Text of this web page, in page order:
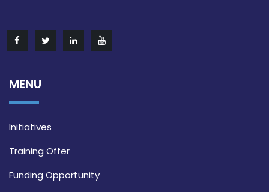
MENU
Initiatives
Training Offer
Funding Opportunity